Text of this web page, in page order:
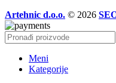
Artehnic d.o.o. © 2026
Meni
Kategorije